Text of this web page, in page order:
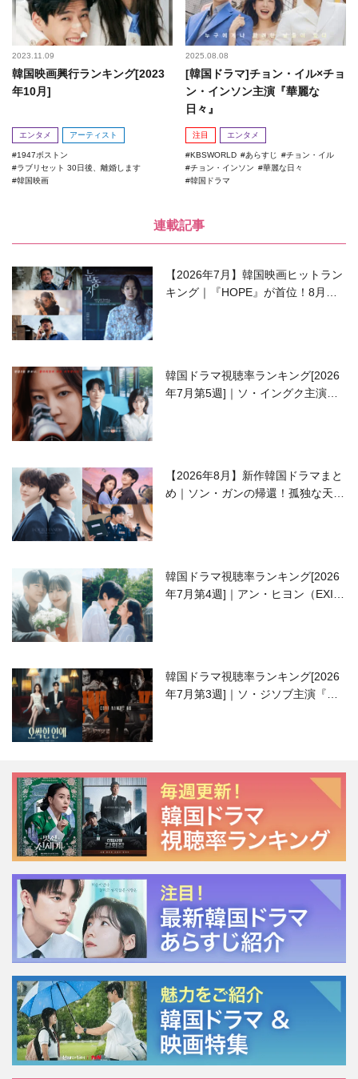
2023.11.09
韓国映画興行ランキング[2023
年10月]
エンタメ アーティスト
1947ボストン
ラブリセット 30日後、離婚します
韓国映画
2025.08.08
[韓国ドラマ]チョン・イル×チョ
ン・インソン主演『華麗な
日々』
注目 エンタメ
KBSWORLD あらすじ
チョン・イル
チョン・インソン
華麗な日々
韓国ドラマ
連載記事
【2026年7月】韓国映画ヒットラン
キング｜『HOPE』が首位！8月公
韓国ドラマ視聴率ランキング[2026
年7月第5週]｜ソ・イングク主演の
【2026年8月】新作韓国ドラマまと
め｜ソン・ガンの帰還！孤独な天才
韓国ドラマ視聴率ランキング[2026
年7月第4週]｜アン・ヒヨン（EXID
韓国ドラマ視聴率ランキング[2026
年7月第3週]｜ソ・ジソブ主演『エ